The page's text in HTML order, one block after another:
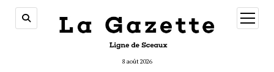
8 août 2026
ouvrir
menu